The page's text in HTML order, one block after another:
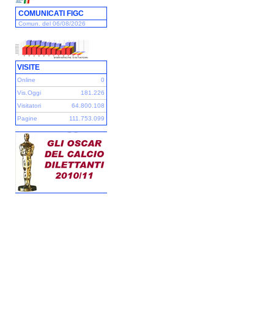
COMUNICATI FIGC
Comun. del 06/08/2026
VISITE
Online
0
Vis.Oggi
181.226
Visitatori
64.800.108
Pagine
111.753.099